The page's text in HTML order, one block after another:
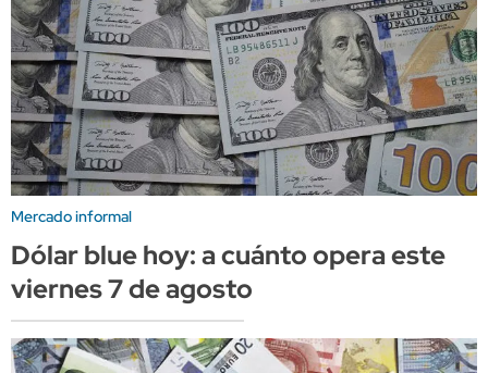
Mercado informal
Dólar blue hoy: a cuánto opera este
viernes 7 de agosto